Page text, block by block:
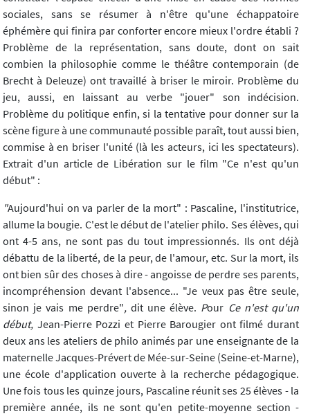
sociales, sans se résumer à n'être qu'une échappatoire
éphémère qui finira par conforter encore mieux l'ordre établi ?
Problème de la représentation, sans doute, dont on sait
combien la philosophie comme le théâtre contemporain (de
Brecht à Deleuze) ont travaillé à briser le miroir. Problème du
jeu, aussi, en laissant au verbe "jouer" son indécision.
Problème du politique enfin, si la tentative pour donner sur la
scène figure à une communauté possible paraît, tout aussi bien,
commise à en briser l'unité (là les acteurs, ici les spectateurs).
Extrait d'un article de Libération sur le film "Ce n'est qu'un
début" :
"Aujourd'hui on va parler de la mort" : Pascaline, l'institutrice,
allume la bougie. C'est le début de l'atelier philo. Ses élèves, qui
ont 4-5 ans, ne sont pas du tout impressionnés. Ils ont déjà
débattu de la liberté, de la peur, de l'amour, etc. Sur la mort, ils
ont bien sûr des choses à dire - angoisse de perdre ses parents,
incompréhension devant l'absence... "Je veux pas être seule,
sinon je vais me perdre",dit une élève. Pour Ce n'est qu'un
début, Jean-Pierre Pozzi et Pierre Barougier ont filmé durant
deux ans les ateliers de philo animés par une enseignante de la
maternelle Jacques-Prévert de Mée-sur-Seine (Seine-et-Marne),
une école d'application ouverte à la recherche pédagogique.
Une fois tous les quinze jours, Pascaline réunit ses 25 élèves - la
première année, ils ne sont qu'en petite-moyenne section -